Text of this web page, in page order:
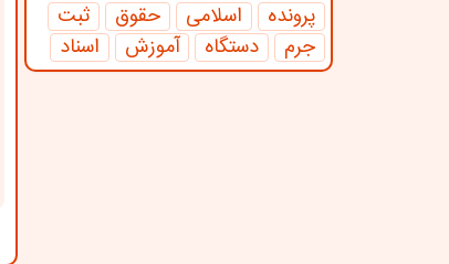
پرونده اسلامی حقوق
ثبت
جرم
دستگاه آموزش اسناد